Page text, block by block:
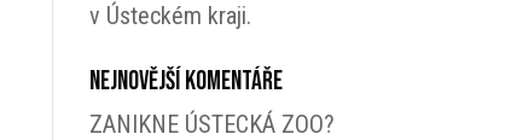
v Ústeckém kraji.
Nejnovější komentáře
ZANIKNE ÚSTECKÁ ZOO?